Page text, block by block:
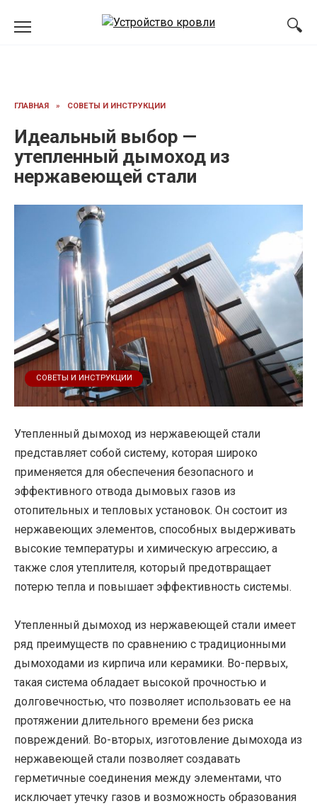
ГЛАВНАЯ » СОВЕТЫ И ИНСТРУКЦИИ
Идеальный выбор —
утепленный дымоход из
нержавеющей стали
СОВЕТЫ И ИНСТРУКЦИИ
Утепленный дымоход из нержавеющей стали
представляет собой систему, которая широко
применяется для обеспечения безопасного и
эффективного отвода дымовых газов из
отопительных и тепловых установок. Он состоит из
нержавеющих элементов, способных выдерживать
высокие температуры и химическую агрессию, а
также слоя утеплителя, который предотвращает
потерю тепла и повышает эффективность системы.
Утепленный дымоход из нержавеющей стали имеет
ряд преимуществ по сравнению с традиционными
дымоходами из кирпича или керамики. Во-первых,
такая система обладает высокой прочностью и
долговечностью, что позволяет использовать ее на
протяжении длительного времени без риска
повреждений. Во-вторых, изготовление дымохода из
нержавеющей стали позволяет создавать
герметичные соединения между элементами, что
исключает утечку газов и возможность образования